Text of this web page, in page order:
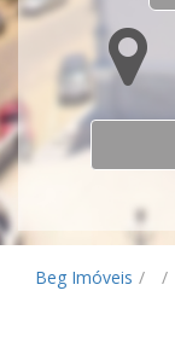
Beg Imóveis / /